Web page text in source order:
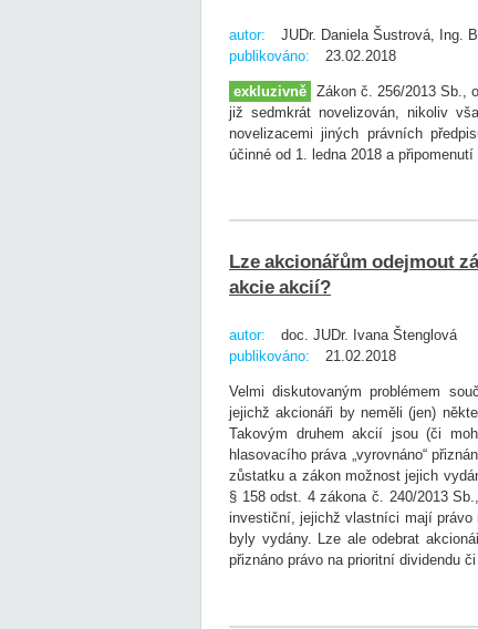
autor:
JUDr. Daniela Šustrová, Ing.
publikováno:
23.02.2018
exkluzivně Zákon č. 256/2013 Sb.,
již sedmkrát novelizován, nikoliv
novelizacemi jiných právních
účinné od 1. ledna 2018 a
Lze akcionářům odejmout
akcie akcií?
autor:
doc. JUDr. Ivana Štenglová
publikováno:
21.02.2018
Velmi diskutovaným problémem
jejichž akcionáři by neměli (jen)
Takovým druhem akcií jsou (či
hlasovacího práva „vyrovnáno“
zůstatku a zákon možnost jejich
§ 158 odst. 4 zákona č. 240/2013
investiční, jejichž vlastníci mají právo
byly vydány. Lze ale odebrat
přiznáno právo na prioritní dividendu